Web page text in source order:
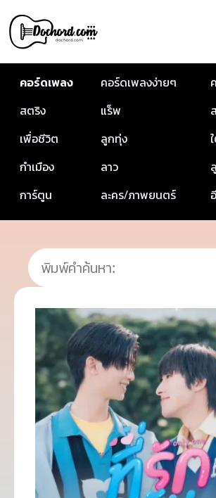
คอร์ดเพลง คอร์ดเพลงง่ายๆ
สตริง
แร็พ
เพื่อชีวิต
ลูกทุ่ง
กำเมือง
ลาว
การ์ตูน
ละคร/ภาพยนตร์